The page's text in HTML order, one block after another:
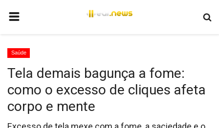
BRASIL
MUNDO
POLÍTICA
JUSTIÇA
Saúde
Tela demais bagunça a fome:
como o excesso de cliques afeta
corpo e mente